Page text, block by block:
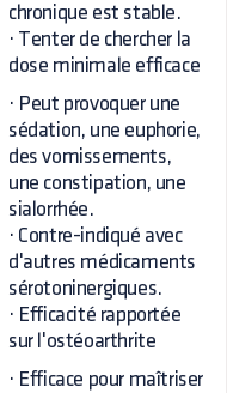
chronique est stable.
· Tenter de chercher la
dose minimale efficace
· Peut provoquer une
sédation, une euphorie,
des vomissements,
une constipation, une
sialorrhée.
· Contre-indiqué avec
d'autres médicaments
sérotoninergiques.
· Efficacité rapportée
sur l'ostéoarthrite
· Efficace pour maîtriser